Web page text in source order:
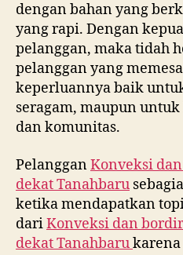
dengan bahan yang
yang rapi. Dengan
pelanggan, maka tidah
pelanggan yang
keperluannya baik
seragam, maupun
dan komunitas.
PelangganKonveksi
dekatTanahbaru
ketika mendapatkan
dariKonveksi dan bordir
dekatTanahbarukarena